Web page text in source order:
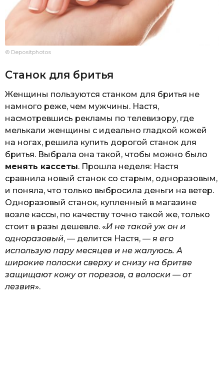
© Depositphotos
Станок для бритья
Женщины пользуются станком для бритья не
намного реже, чем мужчины. Настя,
насмотревшись рекламы по телевизору, где
мелькали женщины с идеально гладкой кожей
на ногах, решила купить дорогой станок для
бритья. Выбрала она такой, чтобы можно было
менять кассеты. Прошла неделя: Настя
сравнила новый станок со старым, одноразовым,
и поняла, что только выбросила деньги на ветер.
Одноразовый станок, купленный в магазине
возле кассы, по качеству точно такой же, только
стоит в разы дешевле. «И не такой уж он и
одноразовый, — делится Настя, — я его
использую пару месяцев и не жалуюсь. А
широкие полоски сверху и снизу на бритве
защищают кожу от порезов, а волоски — от
лезвия».